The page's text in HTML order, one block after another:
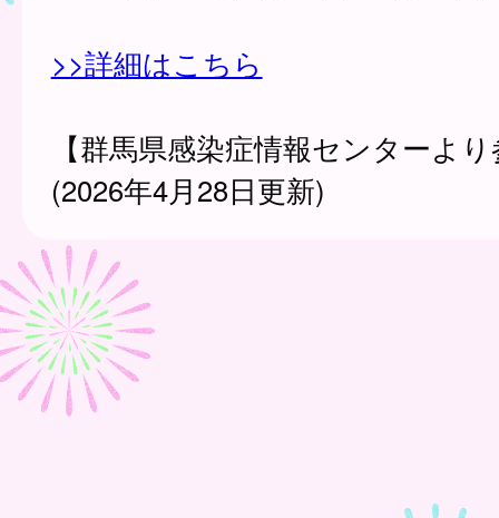
>>詳細はこちら
【群馬県感染症情報センターよ
(2026年4月28日更新)